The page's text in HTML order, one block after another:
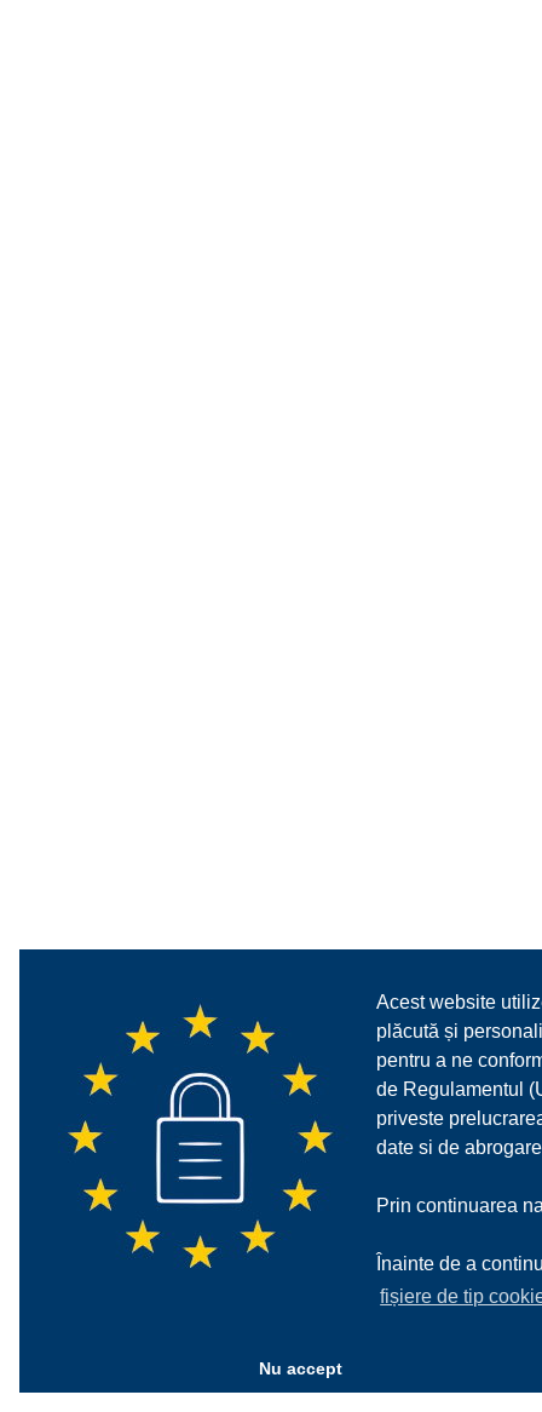
Acest website
plăcută și
pentru a ne
de Regulamentul
priveste
date si de
Prin continuarea
Înainte de a
fișiere de tip
Nu accept